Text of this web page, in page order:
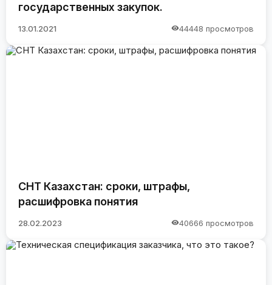
государственных закупок.
13.01.2021 44448 просмотров
СНТ Казахстан: сроки, штрафы,
расшифровка понятия
28.02.2023 40666 просмотров